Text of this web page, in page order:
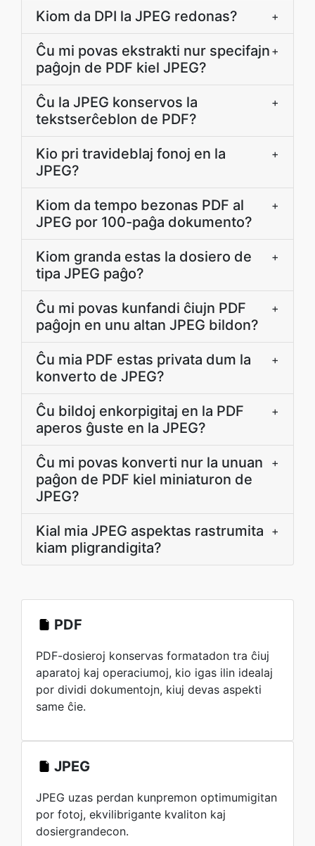
Kiom da DPI la JPEG redonas? +
Ĉu mi povas ekstrakti nur specifajn
paĝojn de PDF kiel JPEG?
+
Ĉu la JPEG konservos la
tekstserĉeblon de PDF?
+
Kio pri travideblaj fonoj en la
JPEG?
+
Kiom da tempo bezonas PDF al
JPEG por 100-paĝa dokumento?
+
Kiom granda estas la dosiero de
tipa JPEG paĝo?
+
Ĉu mi povas kunfandi ĉiujn PDF
paĝojn en unu altan JPEG bildon?
+
Ĉu mia PDF estas privata dum la
konverto de JPEG?
+
Ĉu bildoj enkorpigitaj en la PDF
aperos ĝuste en la JPEG?
+
Ĉu mi povas konverti nur la unuan
paĝon de PDF kiel miniaturon de
JPEG?
+
Kial mia JPEG aspektas rastrumita
kiam pligrandigita?
+
PDF
PDF-dosieroj konservas formatadon tra ĉiuj
aparatoj kaj operaciumoj, kio igas ilin idealaj
por dividi dokumentojn, kiuj devas aspekti
same ĉie.
JPEG
JPEG uzas perdan kunpremon optimumigitan
por fotoj, ekvilibrigante kvaliton kaj
dosiergrandecon.